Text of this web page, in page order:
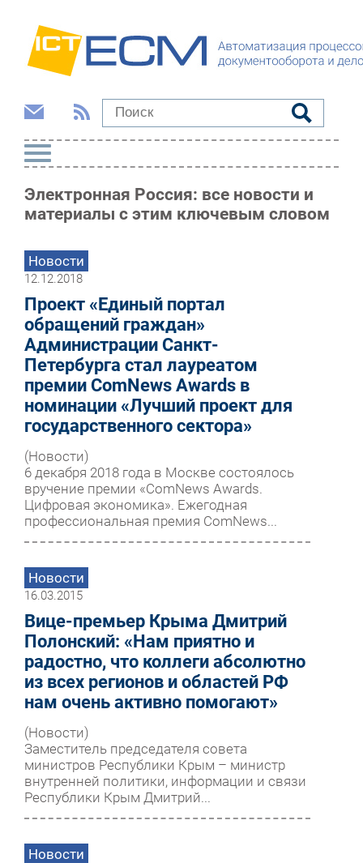
Электронная Россия: все новости и
материалы с этим ключевым словом
Новости
12.12.2018
Проект «Единый портал
обращений граждан»
Администрации Санкт-
Петербурга стал лауреатом
премии ComNews Awards в
номинации «Лучший проект для
государственного сектора»
(Новости)
6 декабря 2018 года в Москве состоялось
вручение премии «ComNews Awards.
Цифровая экономика». Ежегодная
профессиональная премия ComNews...
Новости
16.03.2015
Вице-премьер Крыма Дмитрий
Полонский: «Нам приятно и
радостно, что коллеги абсолютно
из всех регионов и областей РФ
нам очень активно помогают»
(Новости)
Заместитель председателя совета
министров Республики Крым – министр
внутренней политики, информации и связи
Республики Крым Дмитрий...
Новости